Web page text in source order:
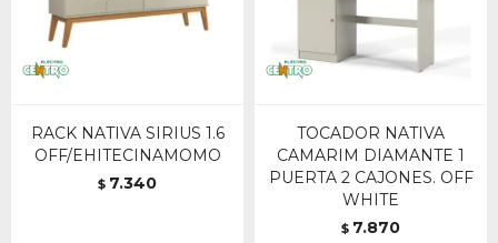
RACK NATIVA SIRIUS 1.6
OFF/EHITECINAMOMO
$ 7.340
TOCADOR NATIVA
CAMARIM DIAMANTE 1
PUERTA 2 CAJONES. OFF
WHITE
$ 7.870